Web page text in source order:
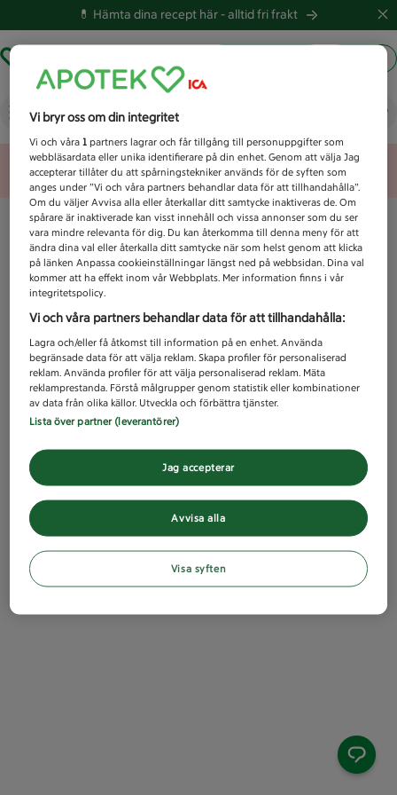
💊 Hämta dina recept här -alltid fri frakt
Vad letar du efter idag?
Unknown error
Vi bryr oss om din integritet
Vi och våra1 partners lagrar och får tillgång till personuppgifter som
webbläsardata eller unika identifierare på din enhet. Genom att välja Jag
accepterar tillåter du att spårningstekniker används för de syften som
anges under ”Vi och våra partners behandlar data för att tillhandahålla”.
Om du väljer Avvisa alla eller återkallar ditt samtycke inaktiveras de. Om
spårare är inaktiverade kan visst innehåll och vissa annonser som du ser
vara mindre relevanta för dig. Du kan återkomma till denna meny för att
ändra dina val eller återkalla ditt samtycke när som helst genom att klicka
på länken Anpassa cookieinställningar längst ned på webbsidan. Dina val
kommer att ha effekt inom vår Webbplats. Mer information finns i vår
integritetspolicy.
Vi och våra partners behandlar data för att tillhandahålla:
Lagra och/eller få åtkomst till information på en enhet. Använda
begränsade data för att välja reklam. Skapa profiler för personaliserad
reklam. Använda profiler för att välja personaliserad reklam. Mäta
reklamprestanda. Förstå målgrupper genom statistik eller kombinationer
av data från olika källor. Utveckla och förbättra tjänster.
Lista över partner (leverantörer)
Avvisa alla
Jag accepterar
Visa syften